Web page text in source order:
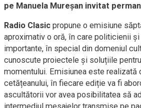
pe Manuela Mureșan invitat
Radio Clasic propune o emisiune
aproximativ o oră, în care politicienii
importante, în special din domeniul
cunoscute proiectele și soluțiile
momentului. Emisiunea este realizată
cetățeanului, în fiecare ediție va fi
ascultătorii vor avea posibilitatea să